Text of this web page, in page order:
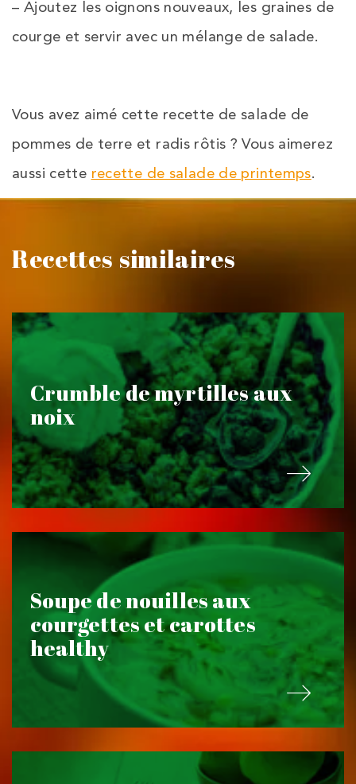
– Ajoutez les oignons nouveaux, les graines de
courge et servir avec un mélange de salade.
Vous avez aimé cette recette de salade de
pommes de terre et radis rôtis ? Vous aimerez
aussi cette recette de salade de printemps.
Recettes similaires
Crumble de myrtilles aux
noix
Soupe de nouilles aux
courgettes et carottes
healthy